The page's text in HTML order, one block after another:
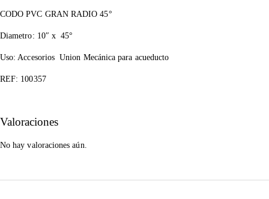
CODO PVC GRAN RADIO 45°
Diametro: 10″ x 45°
Uso: Accesorios Union Mecánica para acueducto
REF: 100357
Valoraciones
No hay valoraciones aún.